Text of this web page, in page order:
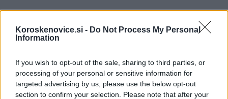
Koroskenovice.si - Do Not Process My Personal
Information
If you wish to opt-out of the sale, sharing to third parties, or
processing of your personal or sensitive information for
targeted advertising by us, please use the below opt-out
section to confirm your selection. Please note that after your
Občine: Slovenija